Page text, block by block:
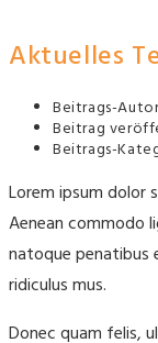
Aktuelles
Beitrags-
Beitrag
Beitrags-
Lorem ipsum dolor
Aenean commodo
natoque penatibus
ridiculus mus.
Donec quam felis,